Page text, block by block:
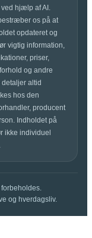
hjælp af AI.
os på at
opdateret og
vigtig information,
priser,
og andre
altid
hos den
producent
Indholdet på
ikke individuel
og hverdagsliv.